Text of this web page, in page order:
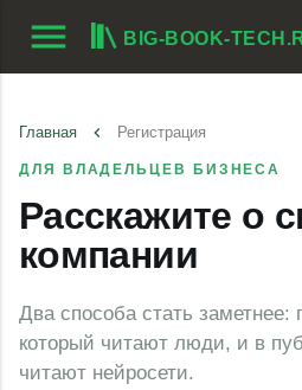
menu BIG-BOOK-
Главная keyboard_arrow_left Регистрация
ДЛЯ ВЛАДЕЛЬЦЕВ БИЗНЕСА
Расскажите о
компании
Два способа стать заметнее:
который читают люди, и в
читают нейросети.